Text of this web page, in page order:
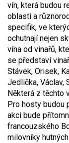
vín, která budou
oblasti a
specifik, ve
ochutnají nejen
vína od vinařů,
se představí
Stávek, Orisek,
Jedlička, Václav,
Některá z těchto
Pro hosty budou
akci bude
francouzského
milovníky